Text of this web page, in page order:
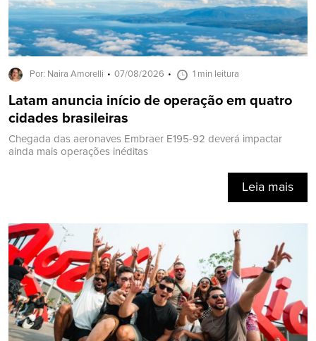
Por: Naira Amorelli 07/08/2026 1 min leitura
Latam anuncia início de operação em quatro
cidades brasileiras
Chegada das aeronaves Embraer E195-92 deverá impactar
ainda mais operações inéditas
Leia mais